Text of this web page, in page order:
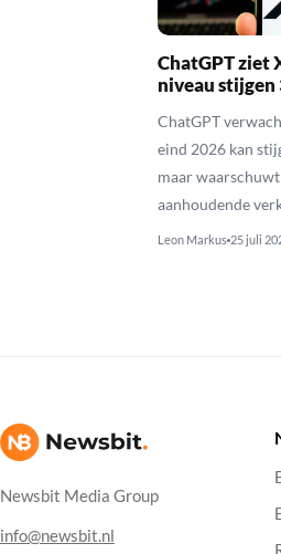
ChatGPT ziet
niveau stijgen
ChatGPT
eind 2026 kan
maar
aanhoudende
Leon Markus 25 juli
Newsbit Media Group
info@newsbit.nl